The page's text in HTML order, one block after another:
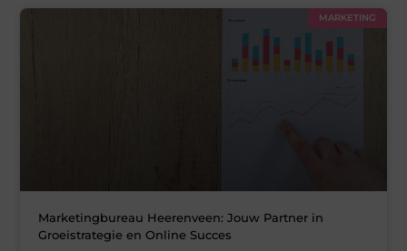
MARKETING
Marketingbureau Heerenveen: Jouw Partner in
Groeistrategie en Online Succes